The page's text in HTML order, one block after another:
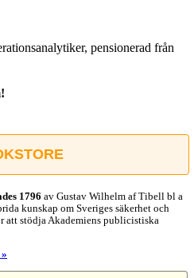
pensionerad från
1796 av Gustav Wilhelm af Tibell bl a
kunskap om Sveriges säkerhet och
att stödja Akademiens publicistiska